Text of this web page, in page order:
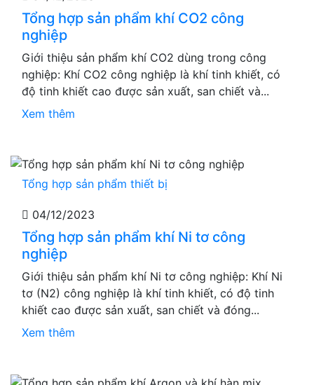
Tổng hợp sản phẩm khí CO2 công
nghiệp
Giới thiệu sản phẩm khí CO2 dùng trong công
nghiệp: Khí CO2 công nghiệp là khí tinh khiết, có
độ tinh khiết cao được sản xuất, san chiết và...
Xem thêm
Tổng hợp sản phẩm thiết bị
04/12/2023
Tổng hợp sản phẩm khí Ni tơ công
nghiệp
Giới thiệu sản phẩm khí Ni tơ công nghiệp: Khí Ni
tơ (N2) công nghiệp là khí tinh khiết, có độ tinh
khiết cao được sản xuất, san chiết và đóng...
Xem thêm